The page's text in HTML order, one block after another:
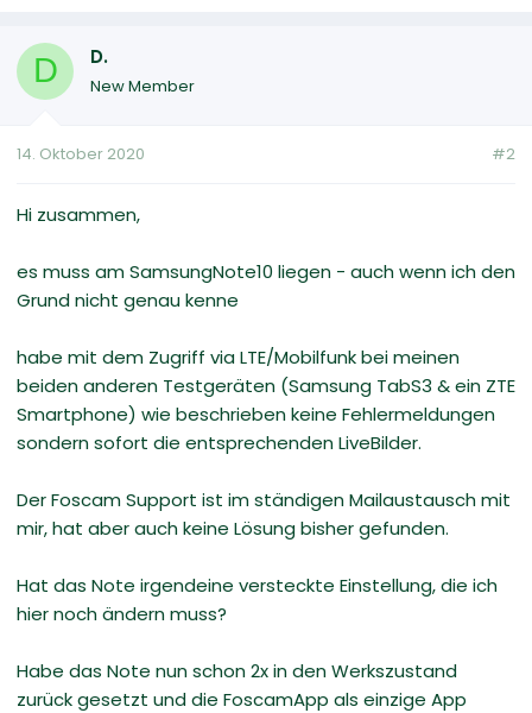
D D.
New Member
14. Oktober 2020 #2
Hi zusammen,
es muss am SamsungNote10 liegen - auch wenn ich den
Grund nicht genau kenne
habe mit dem Zugriff via LTE/Mobilfunk bei meinen
beiden anderen Testgeräten (Samsung TabS3 & ein ZTE
Smartphone) wie beschrieben keine Fehlermeldungen
sondern sofort die entsprechenden LiveBilder.
Der Foscam Support ist im ständigen Mailaustausch mit
mir, hat aber auch keine Lösung bisher gefunden.
Hat das Note irgendeine versteckte Einstellung, die ich
hier noch ändern muss?
Habe das Note nun schon 2x in den Werkszustand
zurück gesetzt und die FoscamApp als einzige App